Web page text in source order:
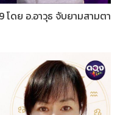
โดย อ.อาวุธ จับยามสามตา